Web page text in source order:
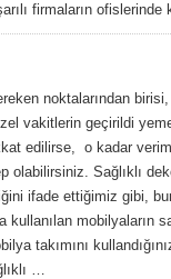
firmaların
noktalarından birisi,
vakitlerin geçirildi
edilirse, o kadar
olabilirsiniz. Sağlıklı
ifade ettiğimiz gibi,
kullanılan mobilyaların
takımını
…